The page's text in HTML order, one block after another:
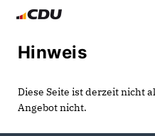
Hinweis
Diese Seite ist derzeit nicht
Angebot nicht.